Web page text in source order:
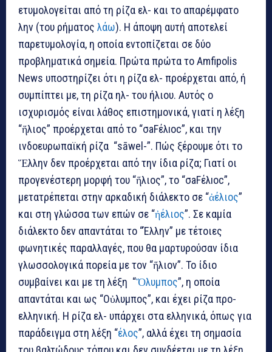
ετυμολογείται από τη ρίζα ελ- και το απαρέμφατο
λην (του ρήματος λάω). Η άποψη αυτή αποτελεί
παρετυμολογία, η οποία εντοπίζεται σε δύο
προβληματικά σημεία. Πρώτα πρώτα το Amfipolis
News υποστηρίζει ότι η ρίζα ελ- προέρχεται από, ή
συμπίπτει με, τη ρίζα ηλ- του ήλιου. Αυτός ο
ισχυρισμός είναι λάθος επιστημονικά, γιατί η λέξη
“ἥλιος” προέρχεται από το “σaFέλıoc”, και την
ινδοευρωπαϊκή ρίζα “sāwel-”. Πώς ξέρουμε ότι το
Ἕλλην δεν προέρχεται από την ίδια ρίζα; Γιατί οι
προγενέστερη μορφή του “ἥλιος”, το “σaFέλıoc”,
μετατρέπεται στην αρκαδική διάλεκτο σε “ἀέλιος”
και στη γλώσσα των επών σε “ἠέλιος”. Σε καμία
διάλεκτο δεν απαντάται το “Έλλην” με τέτοιες
φωνητικές παραλλαγές, που θα μαρτυρούσαν ίδια
γλωσσολογικά πορεία με τον “ἥλιον”. Το ίδιο
συμβαίνει και με τη λέξη “Ὄλυμπος”, η οποία
απαντάται και ως “Οὐλυμπος”, και έχει ρίζα προ-
ελληνική. Η ρίζα ελ- υπάρχει στα ελληνικά, όπως για
παράδειγμα στη λέξη “έλος”, αλλά έχει τη σημασία